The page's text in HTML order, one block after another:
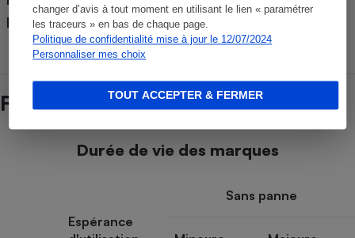
changer d’avis à tout moment en utilisant le lien « paramétrer
les traceurs » en bas de chaque page.
Politique de confidentialité mise à jour le 12/07/2024
Personnaliser mes choix
TOUT ACCEPTER & FERMER
par le fabricant)
France
Fiabilité des marques
Durée de vie des marques
Espérance
Sans panne